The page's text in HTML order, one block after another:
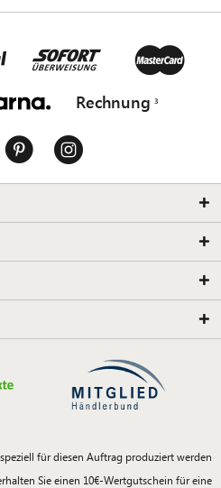
Rechnung
für diesen Auftrag produziert werden
Sie einen 10€-Wertgutschein für eine